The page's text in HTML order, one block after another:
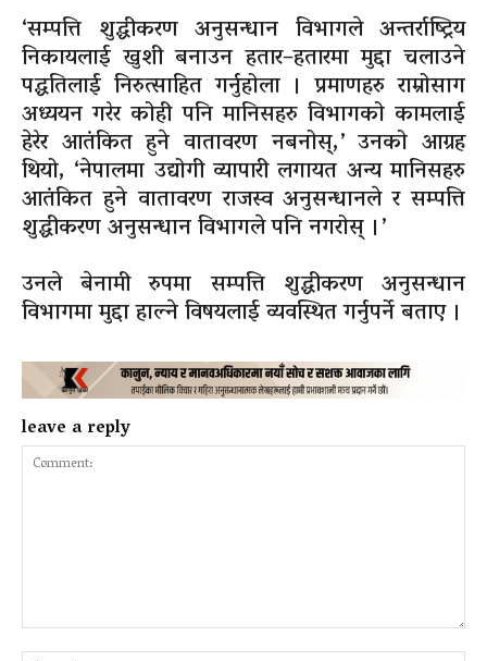
‘सम्पत्ति शुद्धीकरण अनुसन्धान विभागले अन्तर्राष्ट्रिय
निकायलाई खुशी बनाउन हतार–हतारमा मुद्दा चलाउने
पद्धतिलाई निरुत्साहित गर्नुहोला । प्रमाणहरु राम्रोसाग
अध्ययन गरेर कोही पनि मानिसहरु विभागको कामलाई
हेरेर आतंकित हुने वातावरण नबनोस्,’ उनको आग्रह
थियो, ‘नेपालमा उद्योगी व्यापारी लगायत अन्य मानिसहरु
आतंकित हुने वातावरण राजस्व अनुसन्धानले र सम्पत्ति
शुद्धीकरण अनुसन्धान विभागले पनि नगरोस् ।’
उनले बेनामी रुपमा सम्पत्ति शुद्धीकरण अनुसन्धान
विभागमा मुद्दा हाल्ने विषयलाई व्यवस्थित गर्नुपर्ने बताए ।
leave a reply